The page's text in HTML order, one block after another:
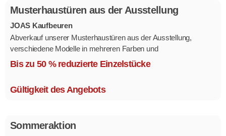
Musterhaustüren aus der Ausstellung
JOAS Kaufbeuren
Abverkauf unserer Musterhaustüren aus der Ausstellung,
verschiedene Modelle in mehreren Farben und
Ausstattungsvarianten.
Bis zu 50 % reduzierte Einzelstücke
Gültigkeit des Angebots
Sommeraktion